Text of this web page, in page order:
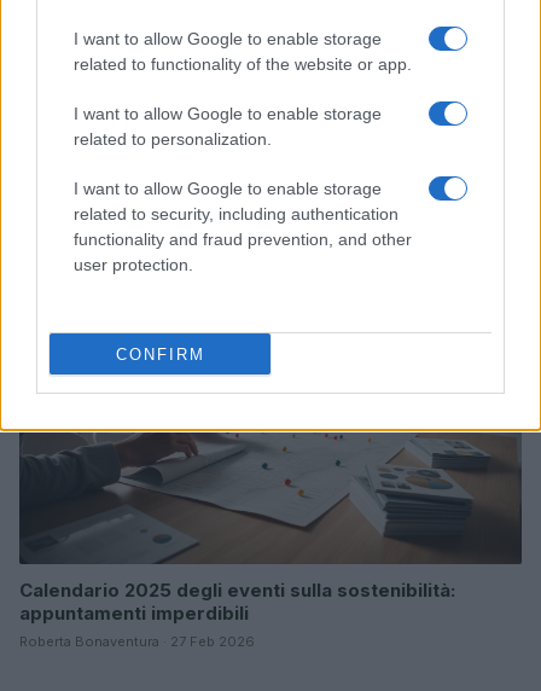
I want to allow Google to enable storage
related to functionality of the website or app.
I want to allow Google to enable storage
related to personalization.
I want to allow Google to enable storage
related to security, including authentication
functionality and fraud prevention, and other
user protection.
CONFIRM
Dati e numeri su Euromobiliare Pictet Global Trends
ESG: performance e rischio
Andrea Innocenti · 26 Mar 2026
Calendario 2025 degli eventi sulla sostenibilità:
appuntamenti imperdibili
Roberta Bonaventura · 27 Feb 2026